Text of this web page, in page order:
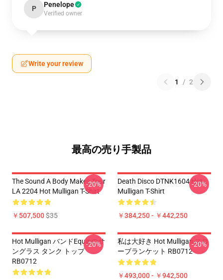
P Penelope
Verified owner
Write your review
1 / 2
最高の売り手製品
The Sound A Body Makes Tour
LA 2204 Hot Mulligan T-Shirt
￥507,500$35
-20%
Death Disco DTNK1604 Hot
Mulligan T-Shirt
￥384,250 - ￥442,250
-20%
Hot Mulligan バンドEquipのサ
ングラス タンク トップ
RB0712
-20%
私は大好き Hot Mulligan スロ
ーブランケット RB0712
￥493,000 - ￥942,500
-20%